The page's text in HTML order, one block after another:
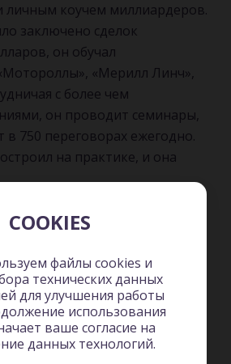
личным коучем миллиардеров.
заключено сделок
он обучал
«Мерилл Линч»,
с более чем
он проводит семинары,
в 750 переговорах ежегодно.
на практике, и она
43 мин.
Слушать
COOKIES
файлы cookies и
технических данных
для улучшения работы
использования
ваше согласие на
данных технологий.